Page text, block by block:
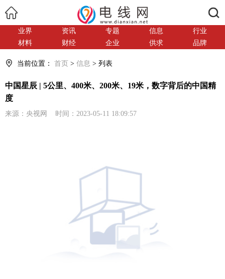
业界 资讯 专题 信息
行业
材料
财经 企业 供求 品牌
当前位置： 首页 > 信息 > 列表
中国星辰 | 5公里、400米、200米、19米，数字背后的中国精
度
来源：央视网 时间：2023-05-11 18:09:57